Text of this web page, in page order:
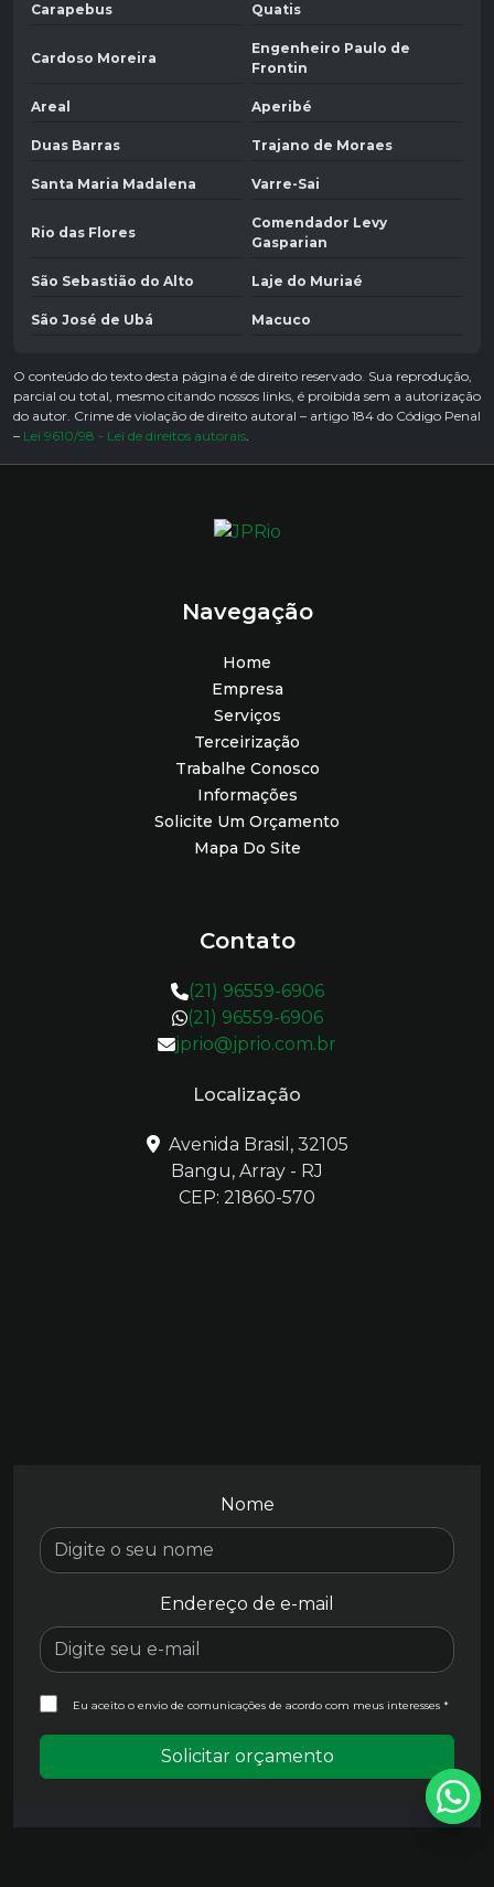
Carapebus Quatis
Cardoso Moreira
Engenheiro Paulo de
Frontin
Areal Aperibé
Duas Barras Trajano de Moraes
Santa Maria Madalena Varre-Sai
Rio das Flores
Comendador Levy
Gasparian
São Sebastião do Alto Laje do Muriaé
São José de Ubá Macuco
O conteúdo do texto desta página é de direito reservado. Sua reprodução,
parcial ou total, mesmo citando nossos links, é proibida sem a autorização
do autor. Crime de violação de direito autoral – artigo 184 do Código Penal
– Lei 9610/98 - Lei de direitos autorais.
Navegação
Home
Empresa
Serviços
Terceirização
Trabalhe Conosco
Informações
Solicite Um Orçamento
Mapa Do Site
Contato
(21) 96559-6906
(21) 96559-6906
jprio@jprio.com.br
Localização
Avenida Brasil, 32105
Bangu, Array - RJ
CEP: 21860-570
Nome
Endereço de e-mail
Eu aceito o envio de comunicações de acordo com meus interesses *
Solicitar orçamento